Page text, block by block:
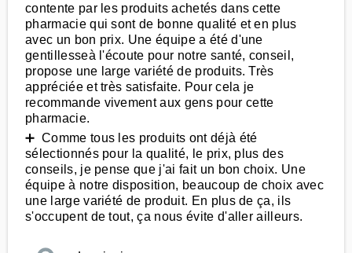
contente par les produits achetés dans cette
pharmacie qui sont de bonne qualité et en plus
avec un bon prix. Une équipe a été d'une
gentillesseà l'écoute pour notre santé, conseil,
propose une large variété de produits. Très
appréciée et très satisfaite. Pour cela je
recommande vivement aux gens pour cette
pharmacie.
➕ Comme tous les produits ont déjà été
sélectionnés pour la qualité, le prix, plus des
conseils, je pense que j'ai fait un bon choix. Une
équipe à notre disposition, beaucoup de choix avec
une large variété de produit. En plus de ça, ils
s'occupent de tout, ça nous évite d'aller ailleurs.